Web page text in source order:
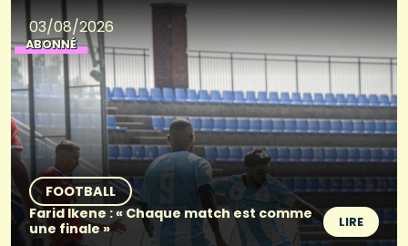
03/08/2026
ABONNÉ
FOOTBALL
Farid Ikene : « Chaque match est comme
une finale »
LIRE